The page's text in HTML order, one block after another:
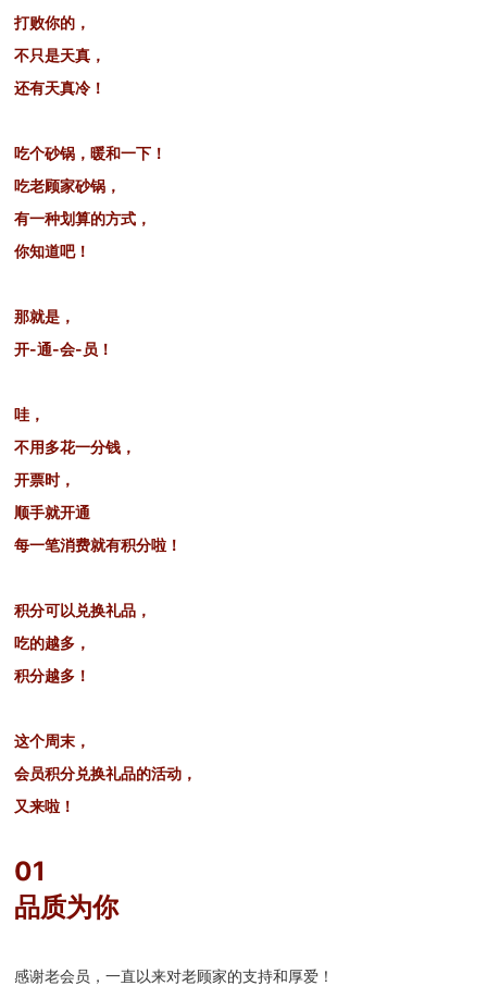
打败你的，
不只是天真，
还有天真冷！
吃个砂锅，暖和一下！
吃老顾家砂锅，
有一种划算的方式，
你知道吧！
那就是，
开-通-会-员！
哇，
不用多花一分钱，
开票时，
顺手就开通
每一笔消费就有积分啦！
积分可以兑换礼品，
吃的越多，
积分越多！
这个周末，
会员积分兑换礼品的活动，
又来啦！
01
品质为你
感谢老会员，一直以来对老顾家的支持和厚爱！